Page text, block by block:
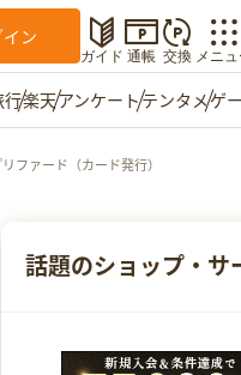
イン
ガイド 通帳 交換 メニュ
行楽天アンケートテンタメゲ
ファード（カード発行）
話題のショップ・サ